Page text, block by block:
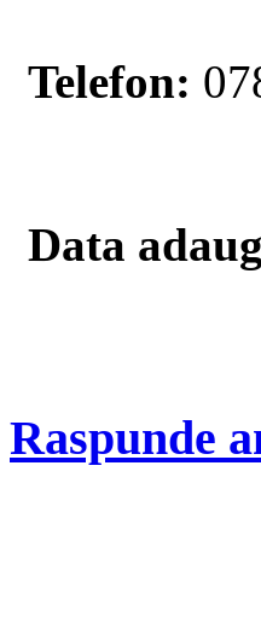
Telefon:
Data
Raspunde